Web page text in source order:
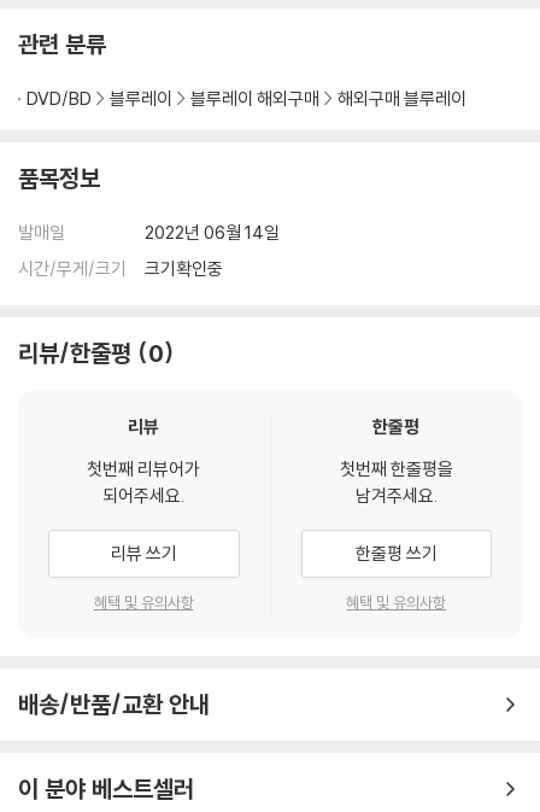
이 상품에 포함된 DVD는 한글자막이 없습니다.
※ 4K블루레이, 3D 블루레이 재생 관련 안내
이어를 사용하셔야 합니다. 더불어 플레이어 소프트웨어 최신 버전의 업데
이트, 대용량 케이블 사용이 필수입니다.
발생할 수 있습니다. 반품을 원하실 경우 미개봉 상태로 문의 부탁드립니
2) 스틸북 케이스 제작 과정에서 기포 혹은 경미한 인쇄 오류가 발생할 수
있습니다.
3) 렌티큘러 스틸북의 경우, 보호필름이 붙어 판매되기도 합니다. 보호필
름 손상에 의한 교환/반품은 불가합니다.
4) 본품 보호를 위해 노란색의 카톤 박스로 재포장한 경우, 카톤박스 손상
인을 위해 개봉 시의 동영상을 요청할 수 있으며, 동영상이 없는 경우 교
※ 디스크 재생 불량
관련 분류
DVD/BD 블루레이 블루레이 해외구매 해외구매 블루레이
품목정보
발매일
2022년 06월 14일
시간/무게/크기
크기확인중
리뷰/한줄평 0
리뷰
첫번째 리뷰어가
되어주세요.
리뷰 쓰기
혜택 및 유의사항
한줄평
첫번째 한줄평을
남겨주세요.
한줄평 쓰기
혜택 및 유의사항
배송/반품/교환 안내
이 분야 베스트셀러